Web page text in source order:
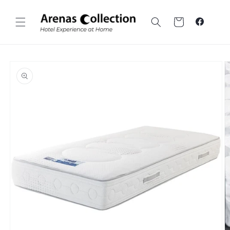
contenuto
Carrello
sul prodotto